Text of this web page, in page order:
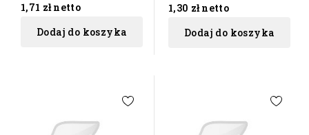
1,71 zł netto
Dodaj do koszyka
1,30 zł netto
Dodaj do koszyka